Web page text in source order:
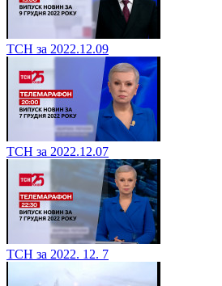
ТСН за 2022.12.09
ТСН за 2022.12.07
ТСН за 2022. 12. 7